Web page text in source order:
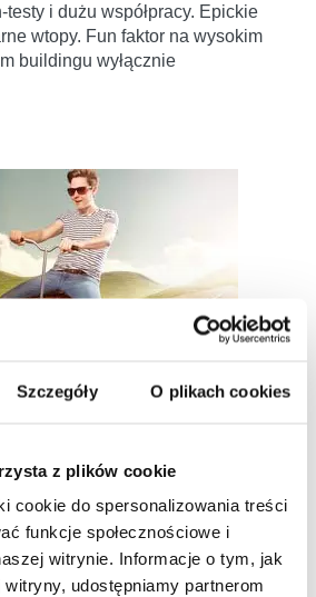
Szczegóły O plikach cookies
z plików cookie
cookie do spersonalizowania treści
funkcje społecznościowe i
witrynie. Informacje o tym, jak
udostępniamy partnerom
i dużu współpracy. Epickie
wtopy. Fun faktor na wysokim
buildingu wyłącznie
KAŻDY WYGRYWA
I WSPOMNIENIA
budowanie odjechanych
ściganie? Projektowanie,